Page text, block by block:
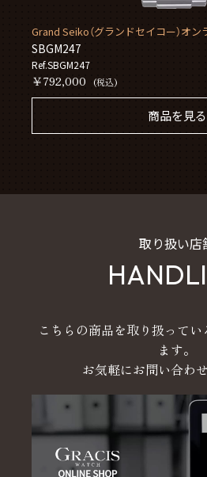
Grand Seiko（グランドセイコー）オ
SBGM247
Ref.SBGM247
￥792,000 (税込)
商品を見る
取り扱い店
こちらの商品を取り扱って
ます。
お気軽にお問い合わ